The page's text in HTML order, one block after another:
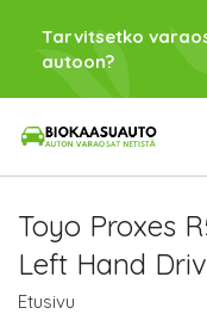
Tarvitsetko
autoon?
Toyo Proxes
Left Hand
Etusivu